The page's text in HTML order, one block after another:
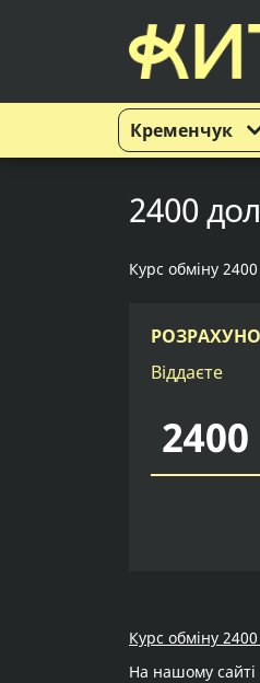
Кременчук
2400
Курс обміну
Віддаєте
Курс обміну
На нашому